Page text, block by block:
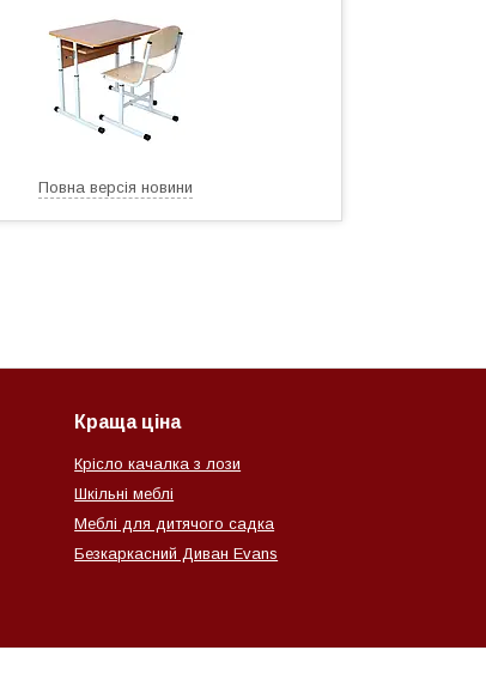
Повна версія новини
Краща ціна
Крісло качалка з лози
Шкільні меблі
Меблі для дитячого садка
Безкаркасний Диван Evans